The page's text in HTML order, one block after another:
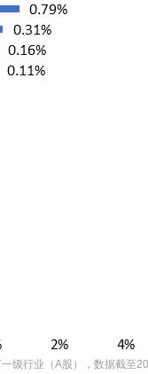
级行业（A股），数据截至